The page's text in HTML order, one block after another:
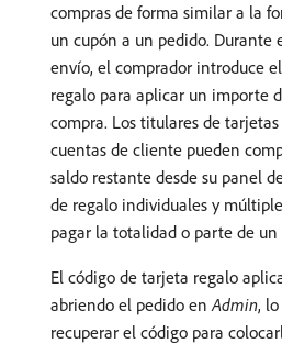
compras de forma similar a la
un cupón a un pedido. Durante
envío, el comprador introduce
regalo para aplicar un importe
compra. Los titulares de
cuentas de cliente pueden
saldo restante desde su panel
de regalo individuales y
pagar la totalidad o parte de un
El código de tarjeta regalo
abriendo el pedido enAdmin,
recuperar el código para